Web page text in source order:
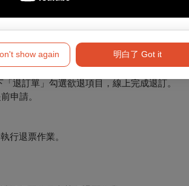
show again 明白了 Got it
退訂單」勾選欲退項目，線上完成退訂。
申請。
行退票作業。